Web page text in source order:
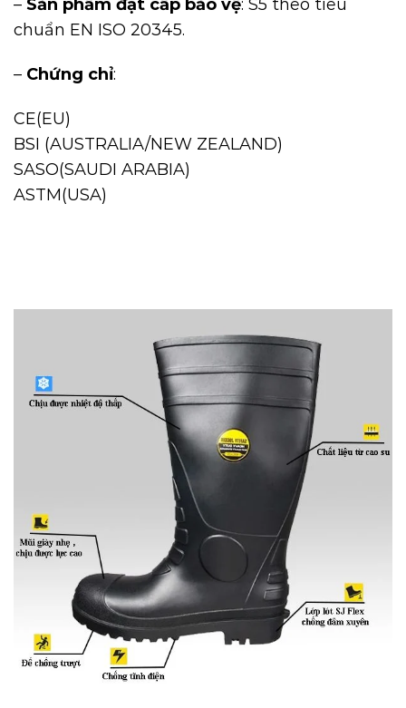
– Sản phẩm đạt cấp bảo vệ: S5 theo tiêu
chuẩn EN ISO 20345.
– Chứng chỉ:
CE(EU)
BSI (AUSTRALIA/NEW ZEALAND)
SASO(SAUDI ARABIA)
ASTM(USA)